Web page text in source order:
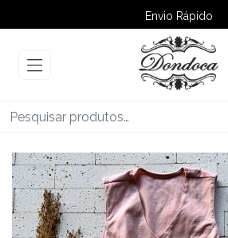
Envio Rápido
➚ Ofertas– Até 60%